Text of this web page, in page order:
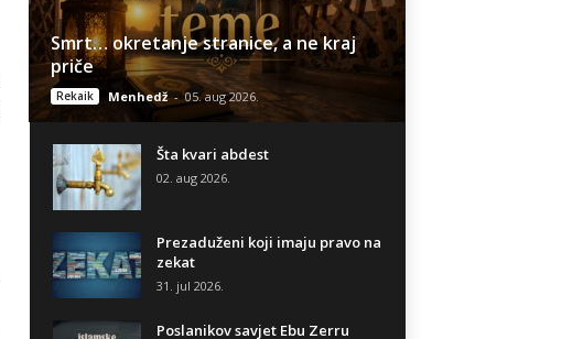
Smrt… okretanje stranice, a ne kraj
priče
Rekaik Menhedž - 05. aug 2026.
Šta kvari abdest
02. aug 2026.
Prezaduženi koji imaju pravo na
zekat
31. jul 2026.
Poslanikov savjet Ebu Zerru